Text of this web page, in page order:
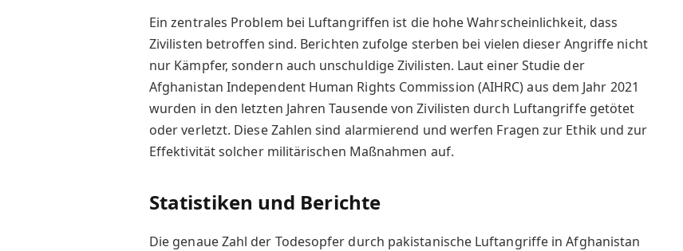
Ein zentrales Problem bei Luftangriffen ist die hohe Wahrscheinlichkeit, dass
Zivilisten betroffen sind. Berichten zufolge sterben bei vielen dieser Angriffe nicht
nur Kämpfer, sondern auch unschuldige Zivilisten. Laut einer Studie der
Afghanistan Independent Human Rights Commission (AIHRC) aus dem Jahr 2021
wurden in den letzten Jahren Tausende von Zivilisten durch Luftangriffe getötet
oder verletzt. Diese Zahlen sind alarmierend und werfen Fragen zur Ethik und zur
Effektivität solcher militärischen Maßnahmen auf.
Statistiken und Berichte
Die genaue Zahl der Todesopfer durch pakistanische Luftangriffe in Afghanistan